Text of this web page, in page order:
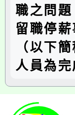
職之問
留職停
（以下
人員為完